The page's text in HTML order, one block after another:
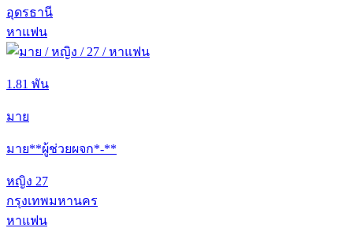
อุดรธานี
หาแฟน
1.81 พัน
มาย
มาย**ผู้ช่วยผจก*-**
หญิง 27
กรุงเทพมหานคร
หาแฟน